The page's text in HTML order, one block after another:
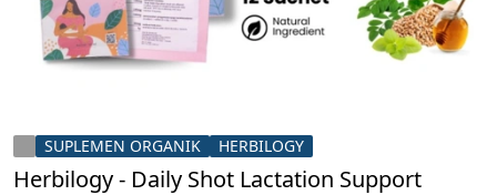
SUPLEMEN ORGANIK HERBILOGY
Herbilogy - Daily Shot Lactation Support